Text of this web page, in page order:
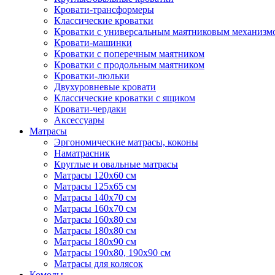
Кровати-трансформеры
Классические кроватки
Кроватки с универсальным маятниковым
Кровати-машинки
Кроватки с поперечным маятником
Кроватки с продольным маятником
Кроватки-люльки
Двухуровневые кровати
Классические кроватки с ящиком
Кровати-чердаки
Аксессуары
Матрасы
Эргономические матрасы, коконы
Наматрасник
Круглые и овальные матрасы
Матрасы 120х60 см
Матрасы 125х65 см
Матрасы 140х70 см
Матрасы 160х70 см
Матрасы 160х80 см
Матрасы 180х80 см
Матрасы 180х90 см
Матрасы 190х80, 190х90 см
Матрасы для колясок